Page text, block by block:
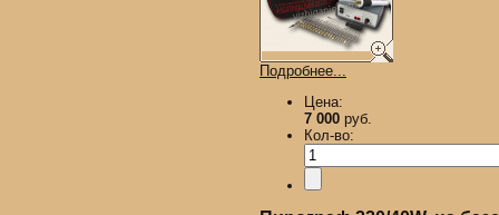
Подробнее...
Цена:
7 000 руб.
Кол-во: